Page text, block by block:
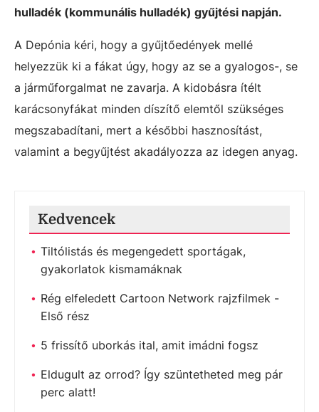
hulladék (kommunális hulladék) gyűjtési napján.
A Depónia kéri, hogy a gyűjtőedények mellé
helyezzük ki a fákat úgy, hogy az se a gyalogos-, se
a járműforgalmat ne zavarja. A kidobásra ítélt
karácsonyfákat minden díszítő elemtől szükséges
megszabadítani, mert a későbbi hasznosítást,
valamint a begyűjtést akadályozza az idegen anyag.
Kedvencek
Tiltólistás és megengedett sportágak,
gyakorlatok kismamáknak
Rég elfeledett Cartoon Network rajzfilmek -
Első rész
5 frissítő uborkás ital, amit imádni fogsz
Eldugult az orrod? Így szüntetheted meg pár
perc alatt!